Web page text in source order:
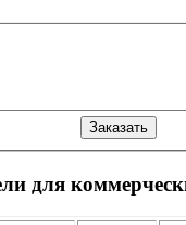
Заказать
для